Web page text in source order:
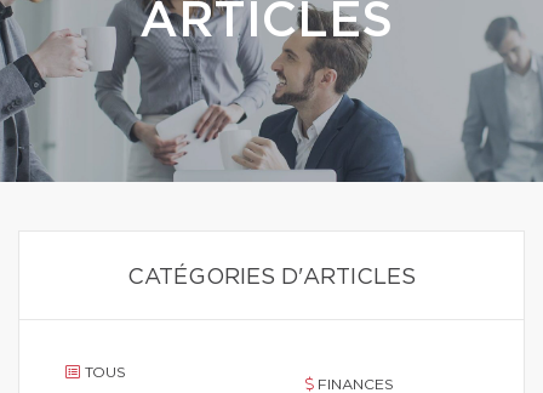
ARTICLES
CATÉGORIES D'ARTICLES
TOUS
FINANCES